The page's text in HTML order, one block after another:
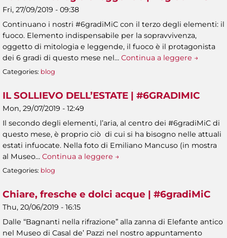
Fri, 27/09/2019 - 09:38
Continuano i nostri #6gradiMiC con il terzo degli elementi: il
fuoco. Elemento indispensabile per la sopravvivenza,
oggetto di mitologia e leggende, il fuoco è il protagonista
dei 6 gradi di questo mese nel… Continua a leggere →
Categories: blog
IL SOLLIEVO DELL’ESTATE | #6GRADIMIC
Mon, 29/07/2019 - 12:49
Il secondo degli elementi, l’aria, al centro dei #6gradiMiC di
questo mese, è proprio ciò di cui si ha bisogno nelle attuali
estati infuocate. Nella foto di Emiliano Mancuso (in mostra
al Museo… Continua a leggere →
Categories: blog
Chiare, fresche e dolci acque | #6gradiMiC
Thu, 20/06/2019 - 16:15
Dalle “Bagnanti nella rifrazione” alla zanna di Elefante antico
nel Museo di Casal de’ Pazzi nel nostro appuntamento